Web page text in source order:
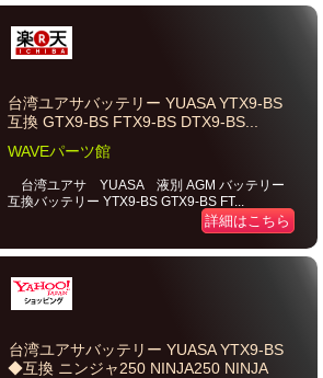
台湾ユアサバッテリー YUASA YTX9-BS
互換 GTX9-BS FTX9-BS DTX9-BS...
WAVEパーツ館
台湾ユアサ YUASA 液別 AGM バッテリー
互換バッテリー YTX9-BS GTX9-BS FT...
詳細はこちら
台湾ユアサバッテリー YUASA YTX9-BS
◆互換 ニンジャ250 NINJA250 NINJA